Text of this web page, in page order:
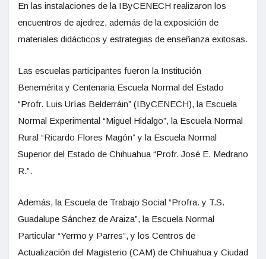
En las instalaciones de la IByCENECH realizaron los
encuentros de ajedrez, además de la exposición de
materiales didácticos y estrategias de enseñanza exitosas.
Las escuelas participantes fueron la Institución
Benemérita y Centenaria Escuela Normal del Estado
“Profr. Luis Urías Belderráin” (IByCENECH), la Escuela
Normal Experimental “Miguel Hidalgo”, la Escuela Normal
Rural “Ricardo Flores Magón” y la Escuela Normal
Superior del Estado de Chihuahua “Profr. José E. Medrano
R.”.
Además, la Escuela de Trabajo Social “Profra. y T.S.
Guadalupe Sánchez de Araiza”, la Escuela Normal
Particular “Yermo y Parres”, y los Centros de
Actualización del Magisterio (CAM) de Chihuahua y Ciudad